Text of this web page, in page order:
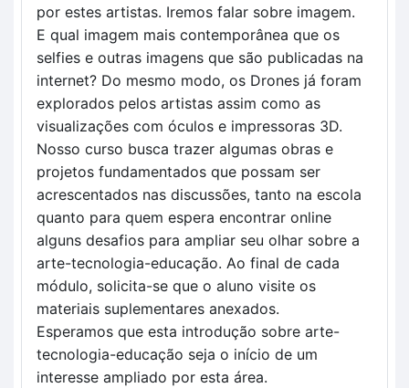
por estes artistas. Iremos falar sobre imagem.
E qual imagem mais contemporânea que os
selfies e outras imagens que são publicadas na
internet? Do mesmo modo, os Drones já foram
explorados pelos artistas assim como as
visualizações com óculos e impressoras 3D.
Nosso curso busca trazer algumas obras e
projetos fundamentados que possam ser
acrescentados nas discussões, tanto na escola
quanto para quem espera encontrar online
alguns desafios para ampliar seu olhar sobre a
arte-tecnologia-educação. Ao final de cada
módulo, solicita-se que o aluno visite os
materiais suplementares anexados.
Esperamos que esta introdução sobre arte-
tecnologia-educação seja o início de um
interesse ampliado por esta área.